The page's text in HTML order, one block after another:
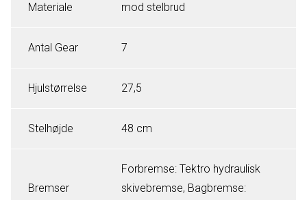
Materiale
mod stelbrud
Antal Gear 7
Hjulstørrelse 27,5
Stelhøjde 48 cm
Bremser
Forbremse: Tektro hydraulisk
skivebremse, Bagbremse: